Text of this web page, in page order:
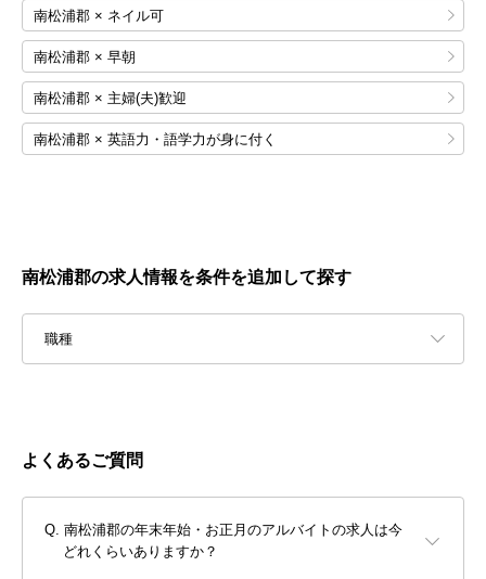
南松浦郡 × ネイル可
南松浦郡 × 早朝
南松浦郡 × 主婦(夫)歓迎
南松浦郡 × 英語力・語学力が身に付く
南松浦郡の求人情報を条件を追加して探す
職種
よくあるご質問
南松浦郡の年末年始・お正月のアルバイトの求人は今
どれくらいありますか？